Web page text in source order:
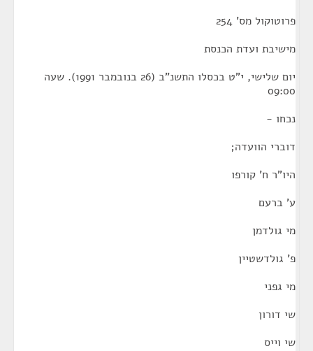
פרוטוקול מס' 254
מישיבת ועדת הכנסת
יום שלישי, י"ט בכסלו התשנ"ב (26 בנובמבר 1991). שעה
09:00
נכחו -
דוברי הוועדה;
היו"ר ח' קורפו
ע' ברעם
מי גולדמן
פ' גולדשטיין
מי גפני
שי דורון
שי וייס